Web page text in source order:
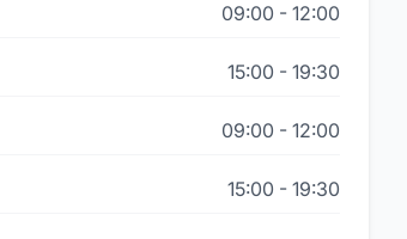
09:00 - 12:00
15:00 - 19:30
09:00 - 12:00
15:00 - 19:30